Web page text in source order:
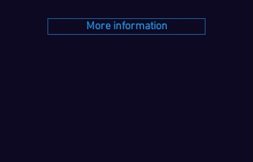
More information